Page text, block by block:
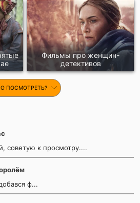
Фильмы про женщин-
детективов
ПОСМОТРЕТЬ?
советую к просмотру....
ф...